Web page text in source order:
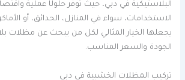
البلاستيكية في دبي، حيث توفر حلولًا عملية
الاستخدامات، سواء في المنازل، الحدائق، أو
يجعلها الخيار المثالي لكل من يبحث عن مظلات
الجودة والسعر المناسب.
تركيب المظلات الخشبية في دبي